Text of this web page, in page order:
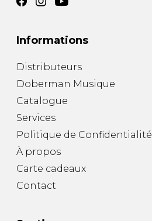
Informations
Distributeurs
Doberman Musique
Catalogue
Services
Politique de Confidentialité
À propos
Carte cadeaux
Contact